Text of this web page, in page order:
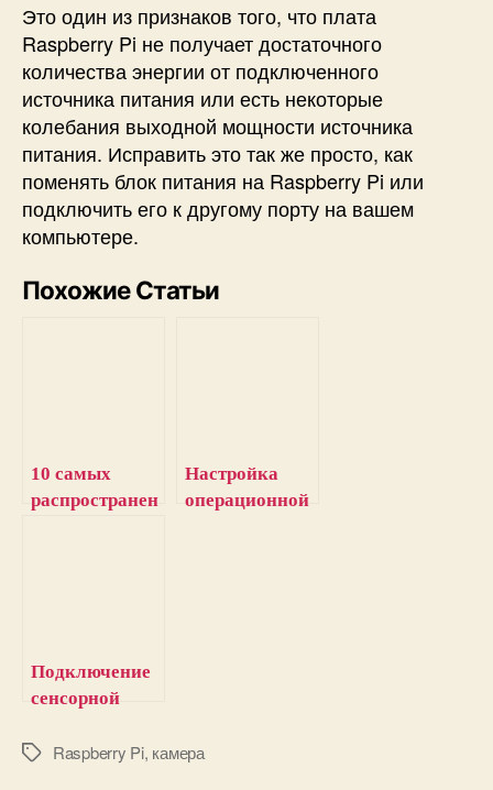
Это один из признаков того, что плата
Raspberry Pi не получает достаточного
количества энергии от подключенного
источника питания или есть некоторые
колебания выходной мощности источника
питания. Исправить это так же просто, как
поменять блок питания на Raspberry Pi или
подключить его к другому порту на вашем
компьютере.
Похожие Статьи
10 самых
распространен
Настройка
операционной
Подключение
сенсорной
Raspberry Pi
М
Raspberry Pi, камера